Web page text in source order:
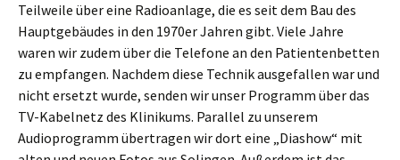
Teilweile über eine Radioanlage, die es seit dem Bau des
Hauptgebäudes in den 1970er Jahren gibt. Viele Jahre
waren wir zudem über die Telefone an den Patientenbetten
zu empfangen. Nachdem diese Technik ausgefallen war und
nicht ersetzt wurde, senden wir unser Programm über das
TV-Kabelnetz des Klinikums. Parallel zu unserem
Audioprogramm übertragen wir dort eine „Diashow“ mit